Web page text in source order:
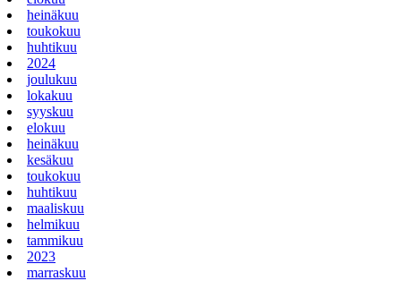
heinäkuu
toukokuu
huhtikuu
2024
joulukuu
lokakuu
syyskuu
elokuu
heinäkuu
kesäkuu
toukokuu
huhtikuu
maaliskuu
helmikuu
tammikuu
2023
marraskuu